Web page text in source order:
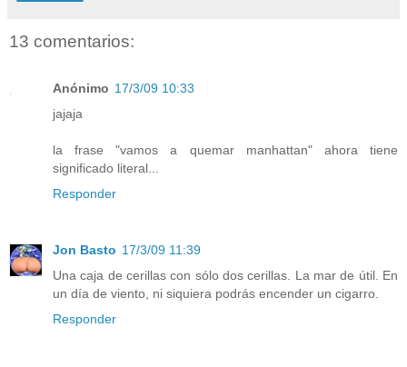
13 comentarios:
Anónimo 17/3/09 10:33
jajaja
la frase "vamos a quemar manhattan" ahora tiene
significado literal...
Responder
Jon Basto 17/3/09 11:39
Una caja de cerillas con sólo dos cerillas. La mar de útil. En
un día de viento, ni siquiera podrás encender un cigarro.
Responder